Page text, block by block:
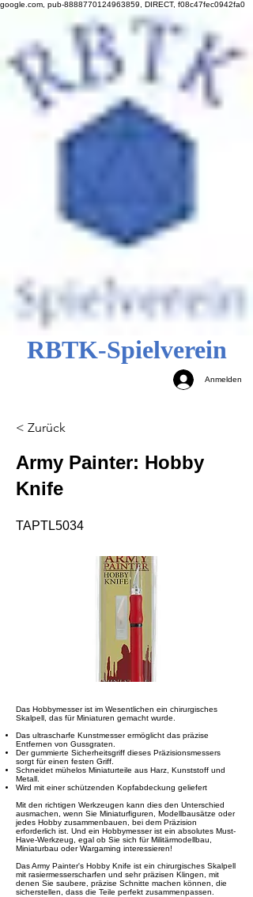
google.com, pub-8888770124963859, DIRECT, f08c47fec0942fa0
RBTK-Spielverein
Anmelden
< Zurück
Army Painter: Hobby
Knife
TAPTL5034
Das Hobbymesser ist im Wesentlichen ein chirurgisches
Skalpell, das für Miniaturen gemacht wurde.
Das ultrascharfe Kunstmesser ermöglicht das präzise
Entfernen von Gussgraten.
Der gummierte Sicherheitsgriff dieses Präzisionsmessers
sorgt für einen festen Griff.
Schneidet mühelos Miniaturteile aus Harz, Kunststoff und
Metall.
Wird mit einer schützenden Kopfabdeckung geliefert
Mit den richtigen Werkzeugen kann dies den Unterschied
ausmachen, wenn Sie Miniaturfiguren, Modellbausätze oder
jedes Hobby zusammenbauen, bei dem Präzision
erforderlich ist. Und ein Hobbymesser ist ein absolutes Must-
Have-Werkzeug, egal ob Sie sich für Militärmodellbau,
Miniaturbau oder Wargaming interessieren!
Das Army Painter's Hobby Knife ist ein chirurgisches Skalpell
mit rasiermesserscharfen und sehr präzisen Klingen, mit
denen Sie saubere, präzise Schnitte machen können, die
sicherstellen, dass die Teile perfekt zusammenpassen.